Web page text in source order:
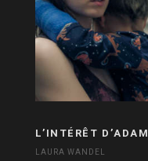
L’INTÉRÊT D’ADAM
LAURA WANDEL